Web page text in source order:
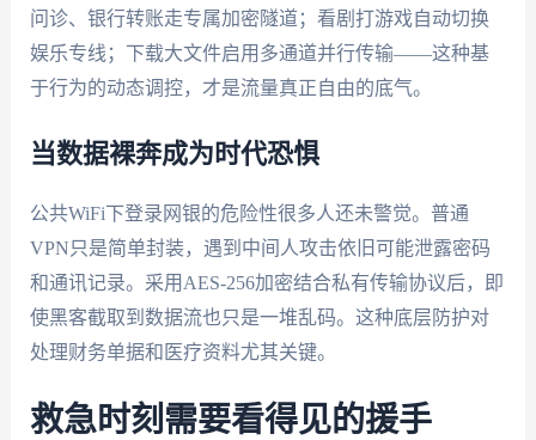
问诊、银行转账走专属加密隧道；看剧打游戏自动切换
娱乐专线；下载大文件启用多通道并行传输——这种基
于行为的动态调控，才是流量真正自由的底气。
当数据裸奔成为时代恐惧
公共WiFi下登录网银的危险性很多人还未警觉。普通
VPN只是简单封装，遇到中间人攻击依旧可能泄露密码
和通讯记录。采用AES-256加密结合私有传输协议后，即
使黑客截取到数据流也只是一堆乱码。这种底层防护对
处理财务单据和医疗资料尤其关键。
救急时刻需要看得见的援手